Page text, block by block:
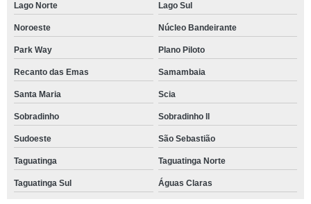
Lago Norte Lago Sul
Noroeste Núcleo Bandeirante
Park Way Plano Piloto
Recanto das Emas Samambaia
Santa Maria Scia
Sobradinho Sobradinho ll
Sudoeste São Sebastião
Taguatinga Taguatinga Norte
Taguatinga Sul Águas Claras